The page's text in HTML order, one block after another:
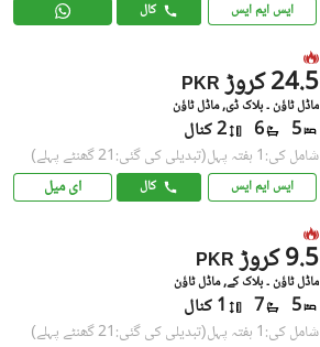
ایس ایم ایس کال
PKR 24.5 کروڑ
ماڈل ٹاؤن ۔ بلاک ڈی, ماڈل ٹاؤن
5
6 2 کنال
شامل کی:1 ہفتہ پہل (تبدیلی کی گئی:21 گھنٹے پہلے)
ایس ایم ایس کال ای میل
PKR 9.5 کروڑ
ماڈل ٹاؤن ۔ بلاک کے, ماڈل ٹاؤن
5
7 1 کنال
شامل کی:1 ہفتہ پہل (تبدیلی کی گئی:21 گھنٹے پہلے)